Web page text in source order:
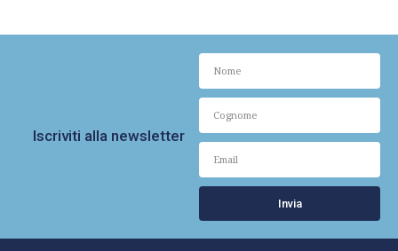
Iscriviti alla newsletter
Invia